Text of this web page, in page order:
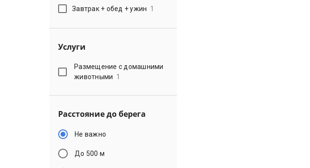
Завтрак + обед + ужин 1
Услуги
Размещение с домашними
животными 1
Расстояние до берега
Не важно
До 500 м